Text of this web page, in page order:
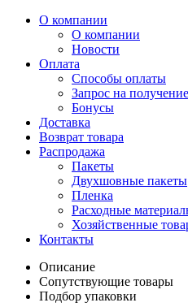
О компании
О компании
Новости
Оплата
Способы оплаты
Запрос на
Бонусы
Доставка
Возврат товара
Распродажа
Пакеты
Двухшовные пакеты
Пленка
Расходные
Хозяйственные
Контакты
Описание
Сопутствующие товары
Подбор упаковки